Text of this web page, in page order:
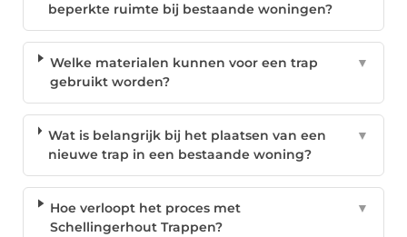
beperkte ruimte bij bestaande woningen?
Welke materialen kunnen voor een trap
gebruikt worden?
▼
Wat is belangrijk bij het plaatsen van een
nieuwe trap in een bestaande woning?
▼
Hoe verloopt het proces met
Schellingerhout Trappen?
▼